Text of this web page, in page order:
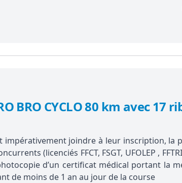
BRO CYCLO 80 km avec 17
impérativement joindre à leur inscription, la
(licenciés FFCT, FSGT, UFOLEP ,
d’un certificat médical portant la
de moins de 1 an au jour de la course